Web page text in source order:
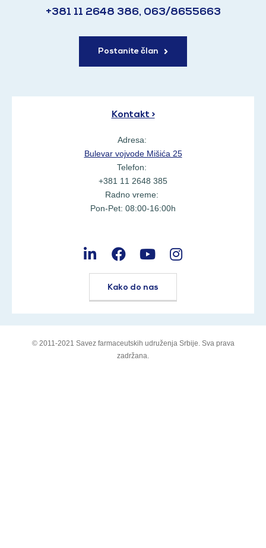
+381 11 2648 386, 063/8655663
Postanite član
Kontakt >
Adresa:
Bulevar vojvode Mišića 25
Telefon:
+381 11 2648 385
Radno vreme:
Pon-Pet: 08:00-16:00h
Kako do nas
© 2011-2021 Savez farmaceutskih udruženja Srbije. Sva prava
zadržana.